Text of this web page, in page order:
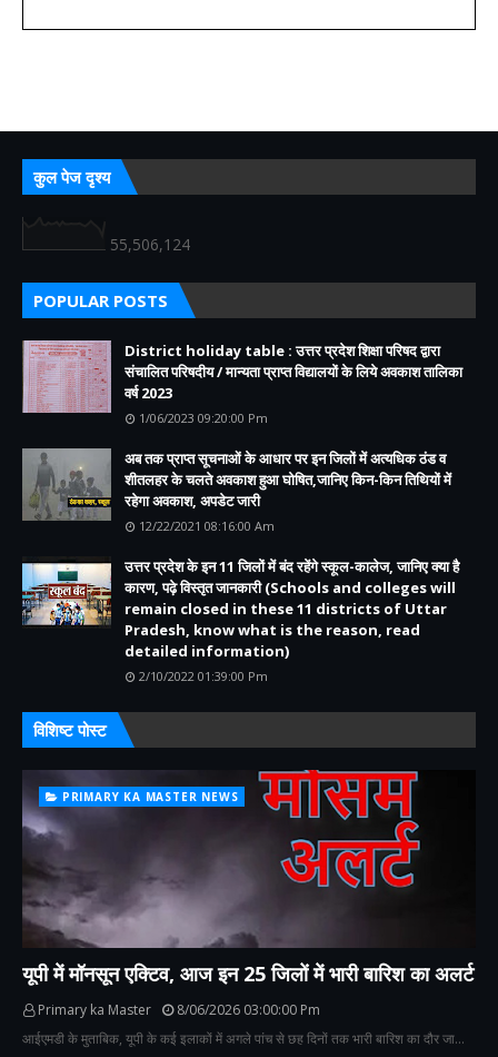
कुल पेज दृश्य
55,506,124
POPULAR POSTS
District holiday table : उत्तर प्रदेश शिक्षा परिषद द्वारा
संचालित परिषदीय / मान्यता प्राप्त विद्यालयों के लिये अवकाश तालिका
वर्ष 2023
1/06/2023 09:20:00 Pm
अब तक प्राप्त सूचनाओं के आधार पर इन जिलों में अत्यधिक ठंड व
शीतलहर के चलते अवकाश हुआ घोषित,जानिए किन-किन तिथियों में
रहेगा अवकाश, अपडेट जारी
12/22/2021 08:16:00 Am
उत्तर प्रदेश के इन 11 जिलों में बंद रहेंगे स्कूल-कालेज, जानिए क्या है
कारण, पढ़े विस्तृत जानकारी (Schools and colleges will
remain closed in these 11 districts of Uttar
Pradesh, know what is the reason, read
detailed information)
2/10/2022 01:39:00 Pm
विशिष्ट पोस्ट
PRIMARY KA MASTER NEWS
यूपी में मॉनसून एक्टिव, आज इन 25 जिलों में भारी बारिश का अलर्ट
Primary ka Master
8/06/2026 03:00:00 Pm
आईएमडी के मुताबिक, यूपी के कई इलाकों में अगले पांच से छह दिनों तक भारी बारिश का दौर जा…